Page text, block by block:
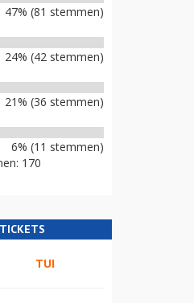
47% (81 stemmen)
24% (42 stemmen)
21% (36 stemmen)
6% (11 stemmen)
170
TUI